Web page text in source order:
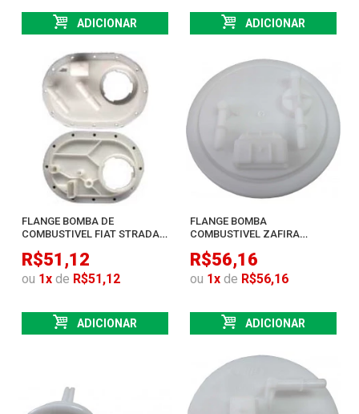
ADICIONAR ADICIONAR
FLANGE BOMBA DE
COMBUSTIVEL FIAT STRADA
R$51,12
ou 1x de R$51,12
ADICIONAR
FLANGE BOMBA
COMBUSTIVEL ZAFIRA
R$56,16
ou 1x de R$56,16
ADICIONAR